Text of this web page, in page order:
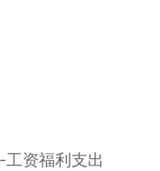
资福利支出